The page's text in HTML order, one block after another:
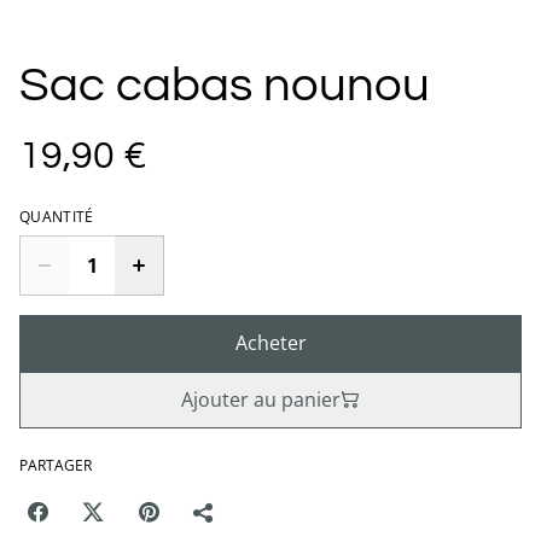
Sac cabas nounou
19,90 €
QUANTITÉ
Acheter
Ajouter au panier
PARTAGER